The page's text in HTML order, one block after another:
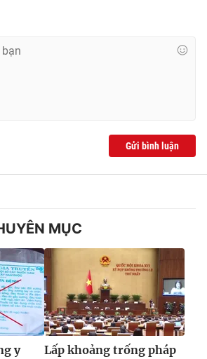
mọi hình thức nếu không có sự chấp
rõ nguồn VTV.vn khi phát hành lại
Gửi bình luận
MỤC
y
Lấp khoảng trống pháp